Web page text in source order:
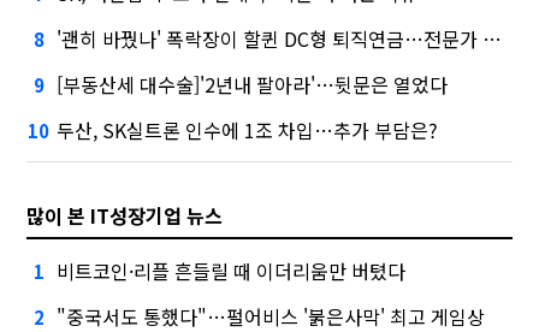
8 '괜히 바꿨나' 폭락장이 할퀸 DC형 퇴직연금…전문가 조언은
9 [부동산세 대수술]'2년내 팔아라'…뒷문은 열었다
10 두산, SK실트론 인수에 1조 차입…추가 부담은?
많이 본 IT성장기업 뉴스
1 비트코인·리플 흔들릴 때 이더리움만 버텼다
2 "중국서도 통했다"…펄어비스 '붉은사막' 최고 게임상